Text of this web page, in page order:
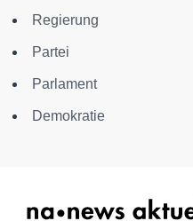
Regierung
Partei
Parlament
Demokratie